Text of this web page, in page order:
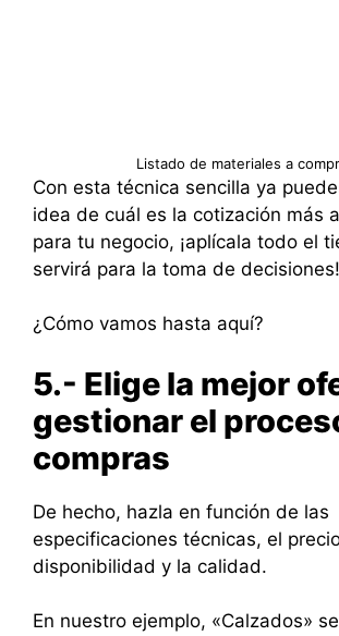
Listado de materiales a
Con esta técnica sencilla ya
idea de cuál es la cotización más
para tu negocio, ¡aplícala todo el
servirá para la toma de decisiones!
¿Cómo vamos hasta aquí?
5.- Elige la mejor
gestionar el
compras
De hecho, hazla en función de las
especificaciones técnicas, el
disponibilidad y la calidad.
En nuestro ejemplo, «Calzados»